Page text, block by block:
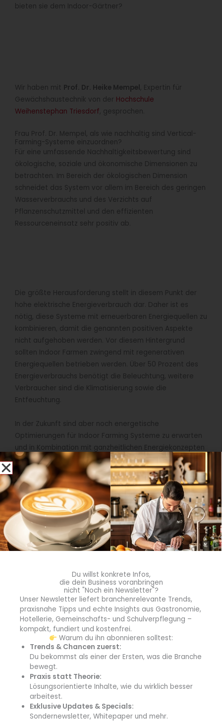
bieten sie dem Indoor-Gärtner?
Wir haben mit Prof. Dr. Heike Mempel, Expertin für
Gewächshaustechnik von der Hochschule
Weihenstephan Triesdorf, gesprochen.
Frau Prof. Dr. Mempel, als wie nachhaltig sind Vertical-
Farming-Systeme einzuordnen?
Für eine umfassende Nachhaltigkeitsbewertung sind
ökologische, soziale und ökonomische Dimensionen zu
betrachten. Im Bereich der ökologischen Dimension
schneidet das System vor allem im Bereich des geringen
Wasserverbrauchs und des Verzichts auf
Pflanzenschutzmittel und den effizienten
Ressourceneinsatz sehr positiv ab.
Die größte Herausforderung stellt in diesem Punkt der
hohe elektrische Energieverbrauch dar. Daher ist es
nötig, diese Systeme mit erneuerbaren Energiequellen zu
kombinieren, damit die genannten positiven Aspekte
nicht aufgehoben werden. Vor diesem Hintergrund
sollten Indoor Farmen zwingend mit regenerativen
Energiequellen betrieben werden. Über 50 Prozent des
Energieverbrauchs benötigt die Beleuchtung, weitere
Verbraucher sind die Klimatisierung sowie die
Entfeuchtung.
In der Zukunft sind aber noch energetische
Optimierungen für Indoor Farming Systeme zu erwarten
und in Kombination mit ganzheitlichen Energiekonzepten
sollten Indoor Farming Systeme klimaneutral werden. Wir
bemerken gerade stark steigendes Interesse an der
Technologie. Dennoch Bedarf es für eine signifikante
Verbreitung in Deutschland mehr Unterstützung und
Förderung seitens der Politik, um
Demonstrationsprojekte zu schaffen. Ebenso ist eine
intensive Öffentlichkeitsarbeit notwendig, um die
Potentiale den Abnehmern und Konsumenten näher zu
Pflanzenbau und die Bedeutung der
Lebensmittelproduktion wieder stärker erlebbar zu
machen. Für eine ganzheitliche Betrachtung sind noch
zahlreiche Forschungslücken zu schließen.
Um wie viel geringer ist der Wasserverbrauch bei den
Systemen im Vergleich zur traditionellen Landwirtschaft?
In Bezug auf den Wasserverbrauch sind hydroponische
Indoor Farming Systeme (Anm. d. Red.: Hydroponischer
Anbau bezeichnet den Anbau von Pflanzen ohne Erde.
Die Wurzel wird dabei mit Nährstoffen und Dünger in
flüssiger Form versorgt.) das effizienteste Kultursystem,
wenn es um einen nachhaltigen Pflanzenanbau geht.
Du willst konkrete Infos,
die dein Business voranbringen
nicht "Noch ein Newsletter"?
Unser Newsletter liefert branchenrelevante Trends,
praxisnahe Tipps und echte Insights aus Gastronomie,
Hotellerie, Gemeinschafts- und Schulverpflegung –
kompakt, fundiert und kostenfrei.
Warum du ihn abonnieren solltest:
Trends & Chancen zuerst:
Du bekommst als einer der Ersten, was die Branche
bewegt.
Praxis statt Theorie:
Lösungsorientierte Inhalte, wie du wirklich besser
arbeitest.
Exklusive Updates & Specials:
Sondernewsletter, Whitepaper und mehr.